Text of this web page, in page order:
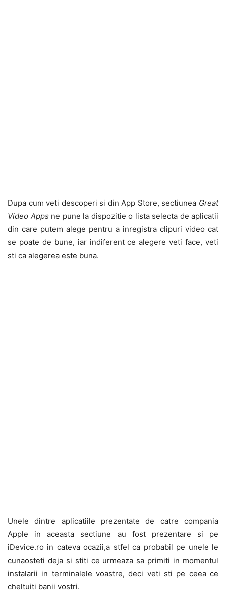
Dupa cum veti descoperi si din App Store, sectiunea Great
Video Apps ne pune la dispozitie o lista selecta de aplicatii
din care putem alege pentru a inregistra clipuri video cat
se poate de bune, iar indiferent ce alegere veti face, veti
sti ca alegerea este buna.
Unele dintre aplicatiile prezentate de catre compania
Apple in aceasta sectiune au fost prezentare si pe
iDevice.ro in cateva ocazii,a stfel ca probabil pe unele le
cunaosteti deja si stiti ce urmeaza sa primiti in momentul
instalarii in terminalele voastre, deci veti sti pe ceea ce
cheltuiti banii vostri.